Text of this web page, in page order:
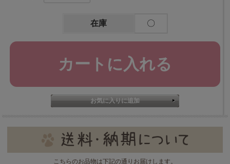
在庫 〇
こちらのお品物は下記の通りお届けします。